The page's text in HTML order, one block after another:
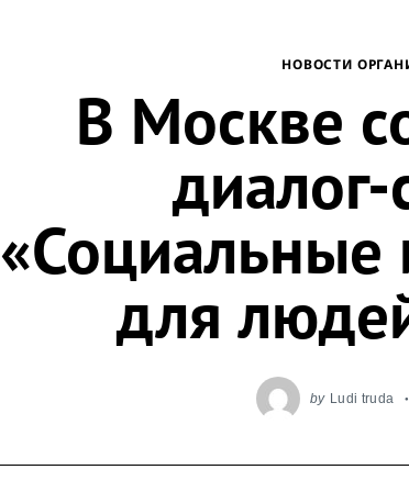
НОВОСТИ
В Москве
диалог-
«Социальные
для
by Ludi truda